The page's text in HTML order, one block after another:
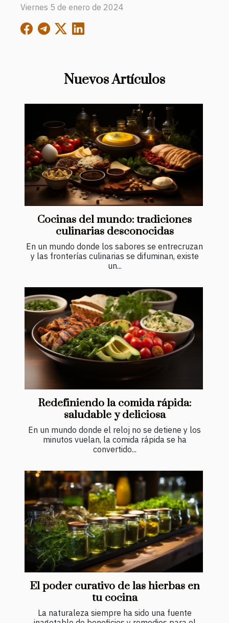
Nuevos Artículos
Cocinas del mundo: tradiciones
culinarias desconocidas
En un mundo donde los sabores se entrecruzan
y las fronterías culinarias se difuminan, existe
un...
Redefiniendo la comida rápida:
saludable y deliciosa
En un mundo donde el reloj no se detiene y los
minutos vuelan, la comida rápida se ha
convertido...
El poder curativo de las hierbas en
tu cocina
La naturaleza siempre ha sido una fuente
Viernes 5 de enero de 2024